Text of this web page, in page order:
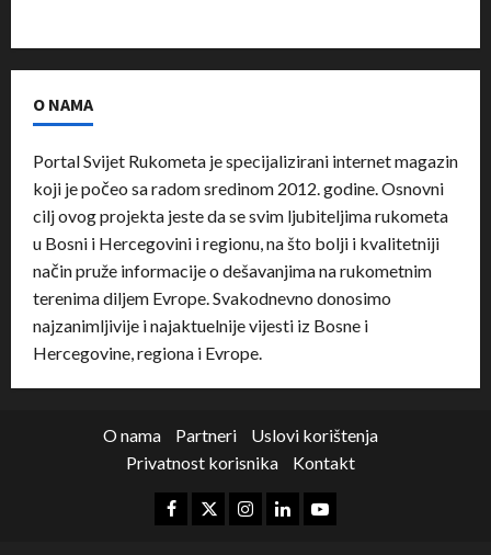
O NAMA
Portal Svijet Rukometa je specijalizirani internet magazin
koji je počeo sa radom sredinom 2012. godine. Osnovni
cilj ovog projekta jeste da se svim ljubiteljima rukometa
u Bosni i Hercegovini i regionu, na što bolji i kvalitetniji
način pruže informacije o dešavanjima na rukometnim
terenima diljem Evrope. Svakodnevno donosimo
najzanimljivije i najaktuelnije vijesti iz Bosne i
Hercegovine, regiona i Evrope.
O nama Partneri
Uslovi korištenja
Privatnost korisnika
Kontakt